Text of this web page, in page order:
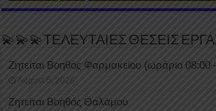
💫💫💫ΤΕΛΕΥΤΑΙΕΣ ΘΕΣΕΙΣ
Ζητείται Βοηθός Φαρμακείου (ωράριο 08:00
August 5, 2026
Ζητείται Βοηθός Θαλάμου